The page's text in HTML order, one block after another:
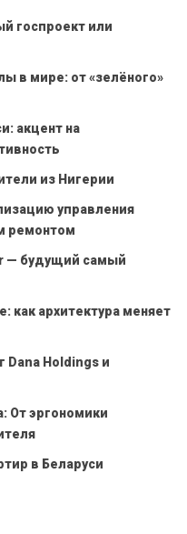
госпроект или
в мире: от «зелёного»
акцент на
из Нигерии
управления
ремонтом
— будущий самый
как архитектура меняет
Dana Holdings и
От эргономики
в Беларуси